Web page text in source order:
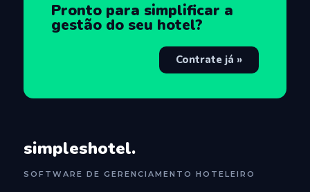
Pronto para simplificar a
gestão do seu hotel?
Contrate já »
simpleshotel.
SOFTWARE DE GERENCIAMENTO HOTELEIRO